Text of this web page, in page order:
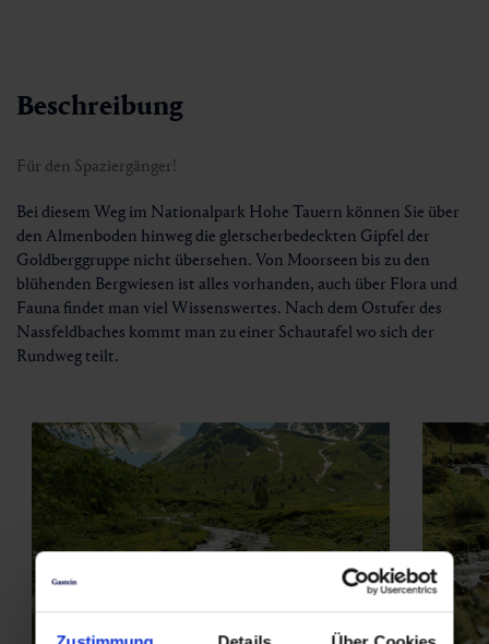
Beschreibung
Für den Spaziergänger!
Bei diesem Weg im Nationalpark Hohe Tauern können Sie über
den Almenboden hinweg die gletscherbedeckten Gipfel der
Goldberggruppe nicht übersehen. Von Moorseen bis zu den
blühenden Bergwiesen ist alles vorhanden, auch über Flora und
Fauna findet man viel Wissenswertes. Nach dem Ostufer des
Nassfeldbaches kommt man zu einer Schautafel wo sich der
Rundweg teilt.